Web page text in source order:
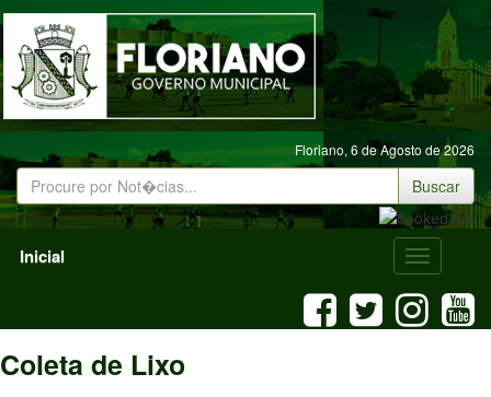
Floriano, 6 de Agosto de 2026
Buscar
Menu
Mobile
Inicial
Coleta de Lixo